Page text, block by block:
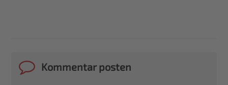
Kommentar posten